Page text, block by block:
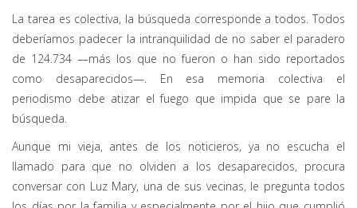
La tarea es colectiva, la búsqueda corresponde a todos. Todos
deberíamos padecer la intranquilidad de no saber el paradero
de 124.734 —más los que no fueron o han sido reportados
como desaparecidos—. En esa memoria colectiva el
periodismo debe atizar el fuego que impida que se pare la
búsqueda.
Aunque mi vieja, antes de los noticieros, ya no escucha el
llamado para que no olviden a los desaparecidos, procura
conversar con Luz Mary, una de sus vecinas, le pregunta todos